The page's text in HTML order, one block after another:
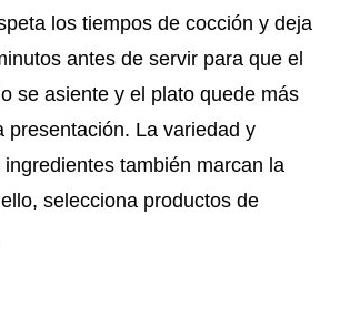
los tiempos de cocción y deja
antes de servir para que el
se asiente y el plato quede más
presentación. La variedad y
también marcan la
selecciona productos de